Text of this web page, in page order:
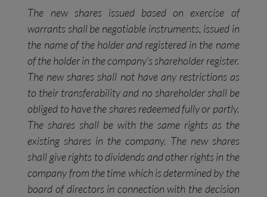
The new shares issued based on exercise of
warrants shall be negotiable instruments, issued in
the name of the holder and registered in the name
of the holder in the company’s shareholder register.
The new shares shall not have any restrictions as
to their transferability and no shareholder shall be
obliged to have the shares redeemed fully or partly.
The shares shall be with the same rights as the
existing shares in the company. The new shares
shall give rights to dividends and other rights in the
company from the time which is determined by the
board of directors in connection with the decision